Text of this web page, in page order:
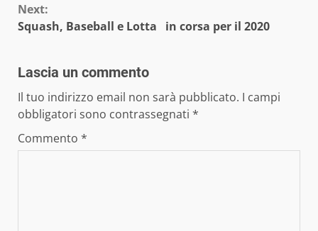
Next:
Squash, Baseball e Lotta in corsa per il 2020
Lascia un commento
Il tuo indirizzo email non sarà pubblicato. I campi
obbligatori sono contrassegnati *
Commento *